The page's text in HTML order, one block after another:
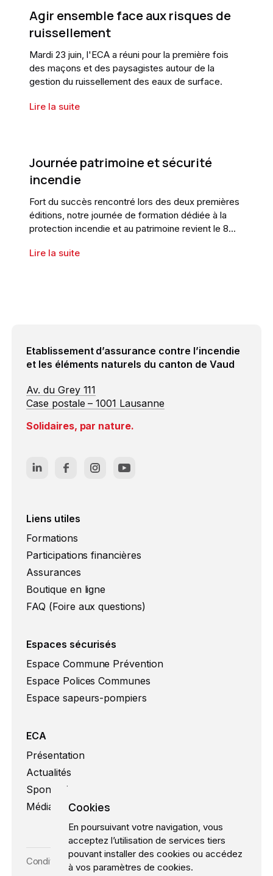
Agir ensemble face aux risques de
ruissellement
Mardi 23 juin, l'ECA a réuni pour la première fois
des maçons et des paysagistes autour de la
gestion du ruissellement des eaux de surface.
Lire la suite
Journée patrimoine et sécurité
incendie
Fort du succès rencontré lors des deux premières
éditions, notre journée de formation dédiée à la
protection incendie et au patrimoine revient le 8
sous le signe du partage d’expertise et de la
Lire la suite
Etablissement d’assurance contre l’incendie
et les éléments naturels du canton de Vaud
Av. du Grey 111
Case postale – 1001 Lausanne
Solidaires, par nature.
Liens utiles
Formations
Participations financières
Assurances
Boutique en ligne
FAQ (Foire aux questions)
Espaces sécurisés
Espace Commune Prévention
Espace Polices Communes
Espace sapeurs-pompiers
ECA
Présentation
Actualités
Sponsoring
Médias
Conditions d’utilisation
Cookies
En poursuivant votre navigation, vous
acceptez l’utilisation de services tiers
pouvant installer des cookies ou accédez
à vos paramètres de cookies.